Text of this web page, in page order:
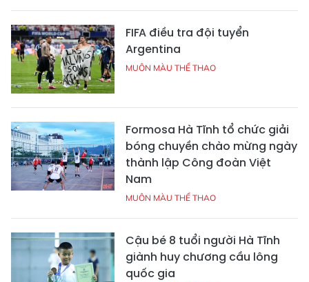
FIFA điều tra đội tuyển
Argentina
MUÔN MÀU THỂ THAO
Formosa Hà Tĩnh tổ chức giải
bóng chuyền chào mừng ngày
thành lập Công đoàn Việt
Nam
MUÔN MÀU THỂ THAO
Cậu bé 8 tuổi người Hà Tĩnh
giành huy chương cầu lông
quốc gia